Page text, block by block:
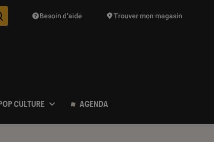
Des suggestions de produits vont vous être proposées
Besoin d’aide Trouver mon magasin
CULTURE AGENDA